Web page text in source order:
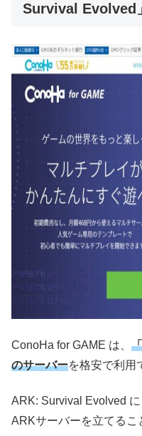
Survival Evolved
ConoHa for GAME は、
のサーバーを格安で利用
ARK: Survival Evolved
ARKサーバーを立てるこ